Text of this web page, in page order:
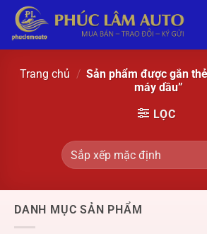
Trang chủ / Sản phẩm được gắn
máy dầu”
LỌC
DANH MỤC SẢN PHẨM